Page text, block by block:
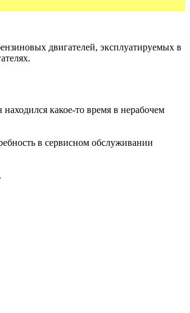
двигателей, эксплуатируемых в
какое-то время в нерабочем
в сервисном обслуживании